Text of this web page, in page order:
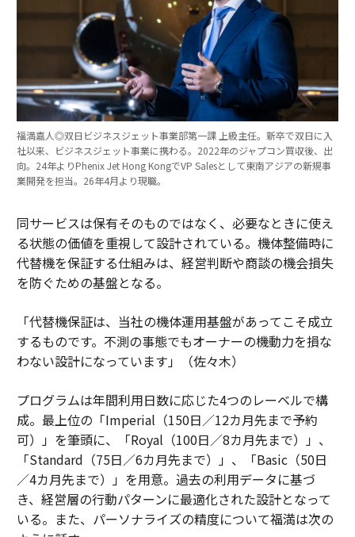
福満嘉人◎双日ビジネスジェット事業部第一課 上級主任。新卒で双日に入
社以来、ビジネスジェット事業に携わる。2022年のジャプコン買収後、出
向。24年よりPhenix Jet Hong KongでVP Salesとして東南アジアの新規事
業開発を担当。26年4月より現職。
同サービスは保有そのものではなく、必要なときに使え
る状態の価値を重視して設計されている。機体整備時に
代替機を保証する仕組みは、経営判断や商談の機会損失
を防ぐための基盤となる。
「代替機保証は、当社の機体運用基盤があってこそ成立
するものです。不測の事態でもオーナーの機動力を損な
わない設計になっています」（佐々木）
プログラムは年間利用日数に応じた4つのレーベルで構
成。最上位の「Imperial（150日／12カ月先まで予約
可）」を筆頭に、「Royal（100日／8カ月先まで）」、
「Standard（75日／6カ月先まで）」、「Basic（50日
／4カ月先まで）」を用意。過去の利用データに基づ
き、経営層の行動パターンに最適化された設計となって
いる。また、パーソナライズの精度について福満は次の